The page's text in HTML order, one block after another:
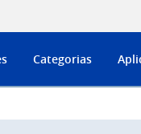
Categorias